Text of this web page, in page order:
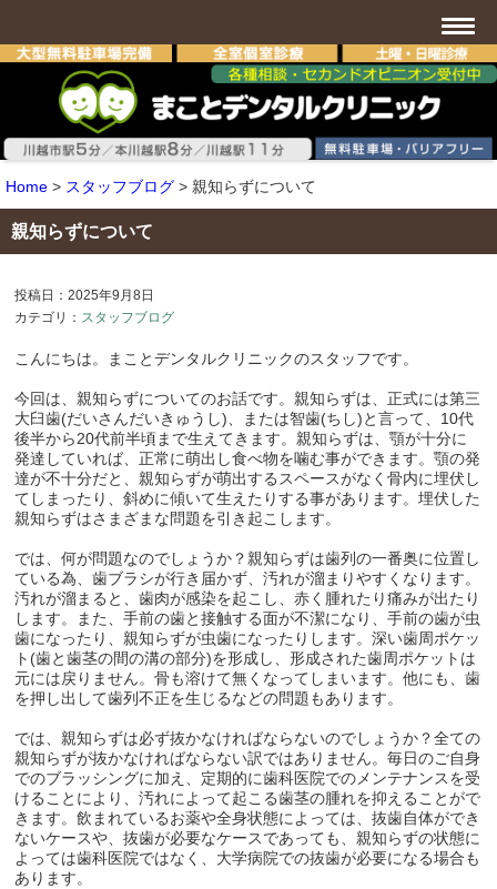
Home > スタッフブログ > 親知らずについて
親知らずについて
投稿日：2025年9月8日
カテゴリ： スタッフブログ
こんにちは。まことデンタルクリニックのスタッフです。
今回は、親知らずについてのお話です。親知らずは、正式には第三
大臼歯(だいさんだいきゅうし)、または智歯(ちし)と言って、10代
後半から20代前半頃まで生えてきます。親知らずは、顎が十分に
発達していれば、正常に萌出し食べ物を噛む事ができます。顎の発
達が不十分だと、親知らずが萌出するスペースがなく骨内に埋伏し
てしまったり、斜めに傾いて生えたりする事があります。埋伏した
親知らずはさまざまな問題を引き起こします。
では、何が問題なのでしょうか？親知らずは歯列の一番奥に位置し
ている為、歯ブラシが行き届かず、汚れが溜まりやすくなります。
汚れが溜まると、歯肉が感染を起こし、赤く腫れたり痛みが出たり
します。また、手前の歯と接触する面が不潔になり、手前の歯が虫
歯になったり、親知らずが虫歯になったりします。深い歯周ポケッ
ト(歯と歯茎の間の溝の部分)を形成し、形成された歯周ポケットは
元には戻りません。骨も溶けて無くなってしまいます。他にも、歯
を押し出して歯列不正を生じるなどの問題もあります。
では、親知らずは必ず抜かなければならないのでしょうか？全ての
親知らずが抜かなければならない訳ではありません。毎日のご自身
でのブラッシングに加え、定期的に歯科医院でのメンテナンスを受
けることにより、汚れによって起こる歯茎の腫れを抑えることがで
きます。飲まれているお薬や全身状態によっては、抜歯自体ができ
ないケースや、抜歯が必要なケースであっても、親知らずの状態に
よっては歯科医院ではなく、大学病院での抜歯が必要になる場合も
あります。